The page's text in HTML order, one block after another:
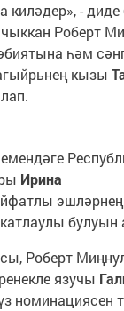
киләдер», -
Роберт
һәм
кызы
Ирина
эшләрнең
Роберт
язучы
номинациясен